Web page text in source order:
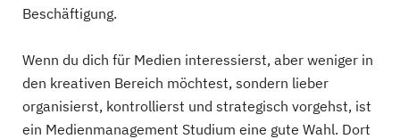
Beschäftigung.
Wenn du dich für Medien interessierst, aber weniger in
den kreativen Bereich möchtest, sondern lieber
organisierst, kontrollierst und strategisch vorgehst, ist
ein Medienmanagement Studium eine gute Wahl. Dort